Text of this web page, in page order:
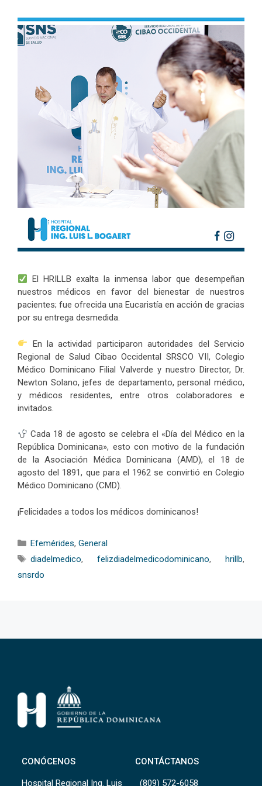
El HRILLB exalta la inmensa labor que desempeñan
nuestros médicos en favor del bienestar de nuestros
pacientes; fue ofrecida una Eucaristía en acción de gracias
por su entrega desmedida.
En la actividad participaron autoridades del Servicio
Regional de Salud Cibao Occidental SRSCO VII, Colegio
Médico Dominicano Filial Valverde y nuestro Director, Dr.
Newton Solano, jefes de departamento, personal médico,
y médicos residentes, entre otros colaboradores e
invitados.
Cada 18 de agosto se celebra el «Día del Médico en la
República Dominicana», esto con motivo de la fundación
de la Asociación Médica Dominicana (AMD), el 18 de
agosto del 1891, que para el 1962 se convirtió en Colegio
Médico Dominicano (CMD).
¡Felicidades a todos los médicos dominicanos!
Categorías
Efemérides, General
Etiquetas
diadelmedico, felizdiadelmedicodominicano, hrillb,
snsrdo
CONÓCENOS
Hospital Regional Ing. Luis
CONTÁCTANOS
(809) 572-6058